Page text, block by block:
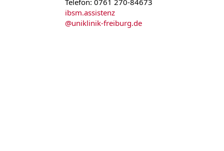
Telefon: 0761 270-84673
ibsm.assistenz
@uniklinik-freiburg.de